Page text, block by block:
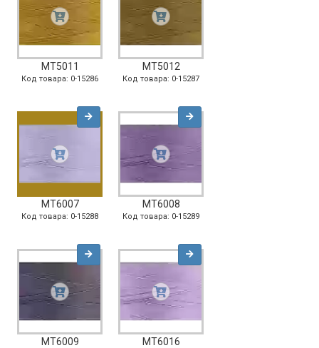
MT5011
Код товара: 0-15286
MT5012
Код товара: 0-15287
MT6007
Код товара: 0-15288
MT6008
Код товара: 0-15289
MT6009 MT6016